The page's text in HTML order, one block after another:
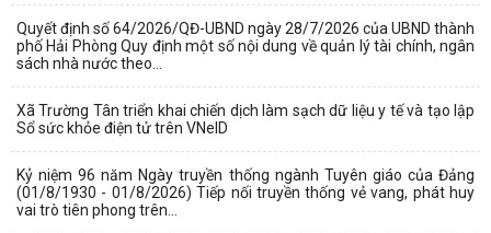
Quyết định số 64/2026/QĐ-UBND ngày 28/7/2026 của UBND thành
phố Hải Phòng Quy định một số nội dung về quản lý tài chính, ngân
sách nhà nước theo...
Xã Trường Tân triển khai chiến dịch làm sạch dữ liệu y tế và tạo lập
Sổ sức khỏe điện tử trên VNeID
Kỷ niệm 96 năm Ngày truyền thống ngành Tuyên giáo của Đảng
(01/8/1930 - 01/8/2026) Tiếp nối truyền thống vẻ vang, phát huy
vai trò tiên phong trên...